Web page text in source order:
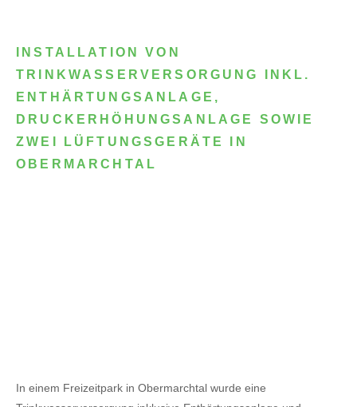
INSTALLATION VON
TRINKWASSERVERSORGUNG INKL.
ENTHÄRTUNGSANLAGE,
DRUCKERHÖHUNGSANLAGE SOWIE
ZWEI LÜFTUNGSGERÄTE IN
OBERMARCHTAL
In einem Freizeitpark in Obermarchtal wurde eine